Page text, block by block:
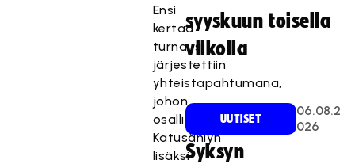
Ensi
kertaa
turnaus
järjestettiin
yhteistapahtumana,
johon
osallistui
Katusählyn
lisäksi
syyskuun toisella
viikolla
UUTISET
06.08.2
026
Syksyn